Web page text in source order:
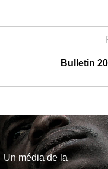
Bulletin
Un média de la